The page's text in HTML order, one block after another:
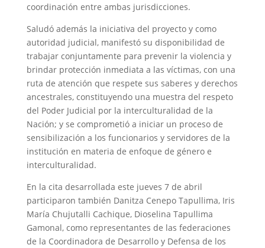
coordinación entre ambas jurisdicciones.
Saludó además la iniciativa del proyecto y como
autoridad judicial, manifestó su disponibilidad de
trabajar conjuntamente para prevenir la violencia y
brindar protección inmediata a las víctimas, con una
ruta de atención que respete sus saberes y derechos
ancestrales, constituyendo una muestra del respeto
del Poder Judicial por la interculturalidad de la
Nación; y se comprometió a iniciar un proceso de
sensibilización a los funcionarios y servidores de la
institución en materia de enfoque de género e
interculturalidad.
En la cita desarrollada este jueves 7 de abril
participaron también Danitza Cenepo Tapullima, Iris
María Chujutalli Cachique, Dioselina Tapullima
Gamonal, como representantes de las federaciones
de la Coordinadora de Desarrollo y Defensa de los